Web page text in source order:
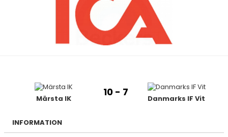
DOKUMENT
KONTAKT
Märsta IK
10 - 7
Danmarks IF Vit
INFORMATION